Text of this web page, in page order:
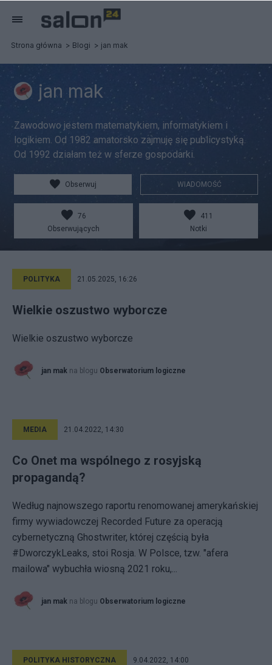
Strona główna Blogi jan mak
jan mak
Zawodowo jestem matematykiem, informatykiem i
logikiem. Od 1982 amatorsko zajmuję się publicystyką.
Od 1992 działam też w sferze gospodarki.
Obserwuj WIADOMOŚĆ
76
Obserwujących
411
Notki
POLITYKA 21.05.2025, 16:26
Wielkie oszustwo wyborcze
Wielkie oszustwo wyborcze
jan mak na blogu Obserwatorium logiczne
MEDIA 21.04.2022, 14:30
Co Onet ma wspólnego z rosyjską
propagandą?
Według najnowszego raportu renomowanej amerykańskiej
firmy wywiadowczej Recorded Future za operacją
cybernetyczną Ghostwriter, której częścią była
#DworczykLeaks, stoi Rosja. W Polsce, tzw. "afera
mailowa" wybuchła wiosną 2021 roku,...
jan mak na blogu Obserwatorium logiczne
POLITYKA HISTORYCZNA 9.04.2022, 14:00